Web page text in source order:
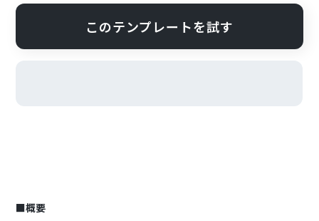
このテンプレートを試す
■概要